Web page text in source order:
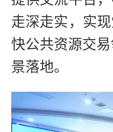
走深走实，实
快公共资源交
景落地。